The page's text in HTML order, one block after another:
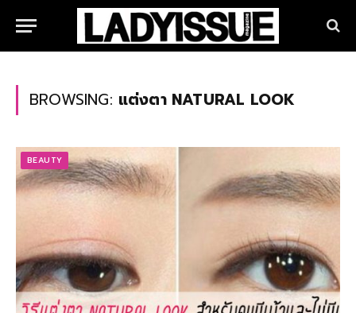
BROWSING: แต่งตา NATURAL LOOK
BEAUTY